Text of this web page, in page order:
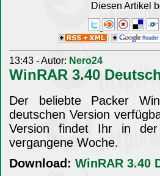
Diesen Artikel
13:43 - Autor: Nero24
WinRAR 3.40
Der beliebte Packer
deutschen Version
Version findet Ihr in
vergangene Woche.
Download: WinRAR 3.40